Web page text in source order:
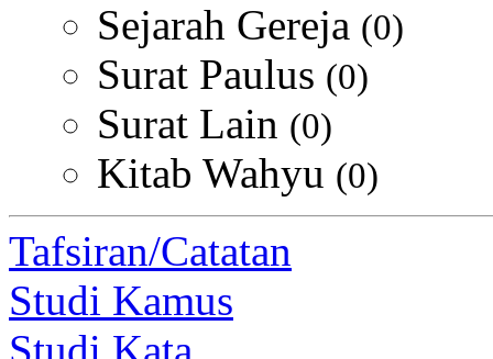
Sejarah Gereja (0)
Surat Paulus (0)
Surat Lain (0)
Kitab Wahyu (0)
Tafsiran/Catatan
Studi Kamus